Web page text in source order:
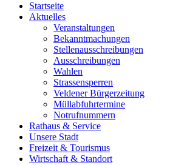
Startseite
Aktuelles
Veranstaltungen
Bekanntmachungen
Stellenausschreibungen
Ausschreibungen
Wahlen
Strassensperren
Veldener Bürgerzeitung
Müllabfuhrtermine
Notrufnummern
Rathaus & Service
Unsere Stadt
Freizeit & Tourismus
Wirtschaft & Standort